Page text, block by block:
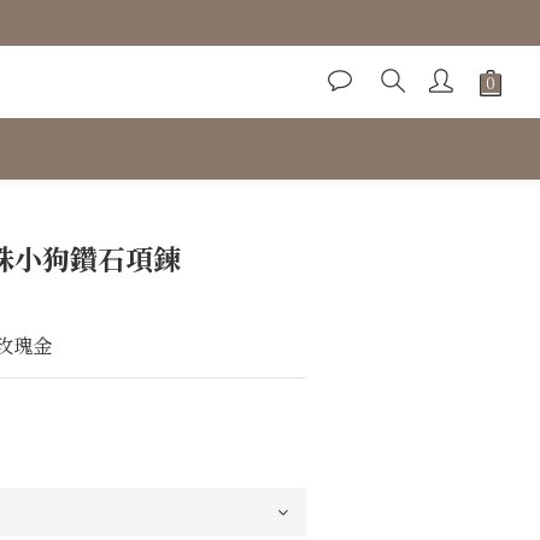
小狗鑽石項鍊
瑰金